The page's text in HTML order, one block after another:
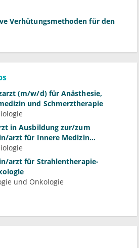
Verhütungsmethoden für den
(m/w/d) für Anästhesie,
und Schmerztherapie
in Ausbildung zur/zum
arzt für Innere Medizin
Nephrologie, Intensivmedizin)
arzt für Strahlentherapie-
und Onkologie